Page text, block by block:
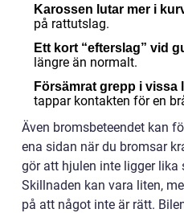
Karossen lutar mer i
på rattutslag.
Ett kort “efterslag” vid
längre än normalt.
Försämrat grepp i vissa
tappar kontakten för en
Även bromsbeteendet kan
ena sidan när du bromsar
gör att hjulen inte ligger lika
Skillnaden kan vara liten,
på att något inte är rätt.